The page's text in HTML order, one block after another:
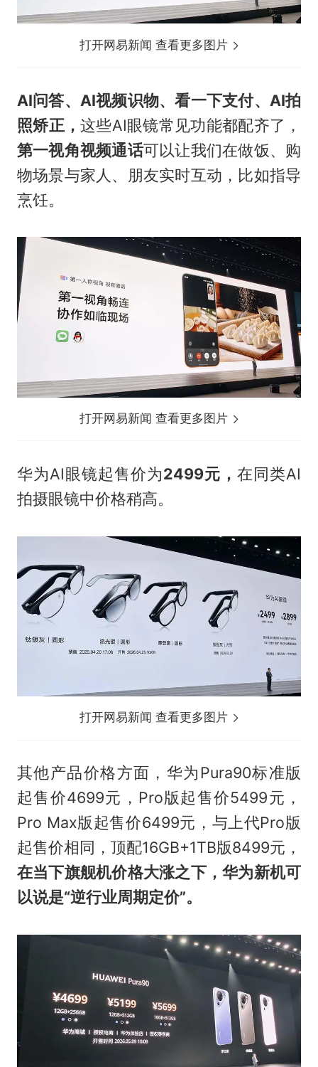
打开网易新闻 查看更多图片
AI问答、AI视频识物、看一下支付、AI拍
照矫正，这些AI眼镜常见功能都配齐了，
第一视角视频通话可以让我们在做饭、购
物场景与家人、朋友实时互动，比如指导
烹饪。
打开网易新闻 查看更多图片
华为AI眼镜起售价为2499元，在同类AI
拍摄眼镜中价格稍高。
打开网易新闻 查看更多图片
其他产品价格方面，华为Pura90标准版
起售价4699元，Pro版起售价5499元，
Pro Max版起售价6499元，与上代Pro版
起售价相同，顶配16GB+1TB版8499元，
在当下旗舰机价格大涨之下，华为新机可
以说是“逆行业周期定价”。